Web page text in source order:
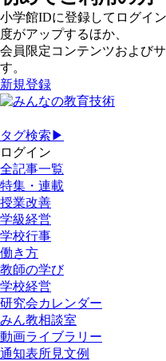
小学館IDに登録してログイ
度がアップするほか、
会員限定コンテンツおよび
す。
新規登録
タグ検索▶
ログイン
全記事一覧
特集・連載
授業改善
学級経営
学校行事
働き方
教師の学び
学校経営
研究会カレンダー
みん教相談室
動画ライブラリー
通知表所見文例